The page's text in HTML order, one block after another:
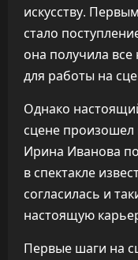
искусству.
стало
она получила
для работы на
Однако
сцене произошел
Ирина Иванова
в спектакле
согласилась и
настоящую
Первые шаги на